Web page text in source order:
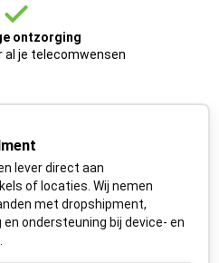
ontzorging
al je telecomwensen
lever direct aan
of locaties. Wij nemen
met dropshipment,
ondersteuning bij device- en